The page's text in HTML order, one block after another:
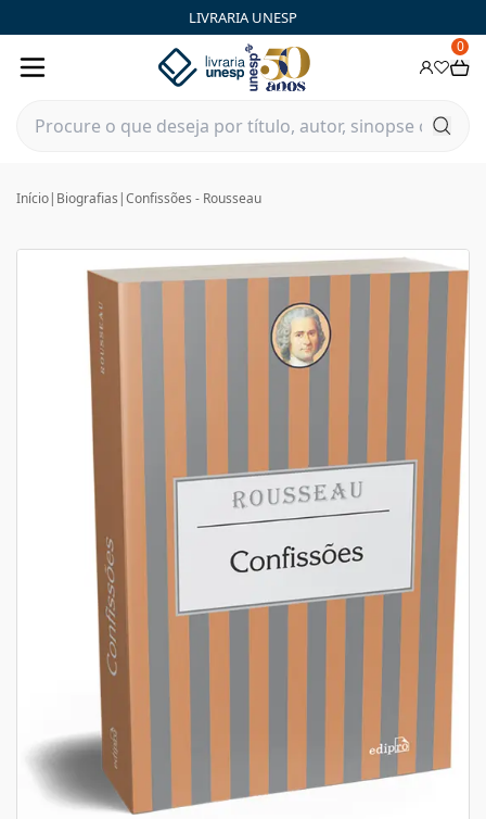
LIVRARIA UNESP
0
Início| Biografias |Confissões - Rousseau